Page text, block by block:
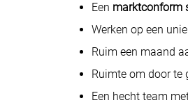
Een marktconform
Werken op een
Ruim een maand
Ruimte om door te
Een hecht team